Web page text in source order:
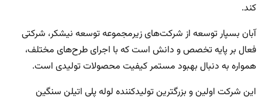
کند.
آبان بسپار توسعه از شرکت‌های زیرمجموعه توسعه نیشکر، شرکتی
فعال بر پایه تخصص و دانش است که با اجرای طرح‌های مختلف،
همواره به دنبال بهبود مستمر کیفیت محصولات تولیدی است.
این شرکت اولین و بزرگترین تولیدکننده لوله پلی اتیلن سنگین